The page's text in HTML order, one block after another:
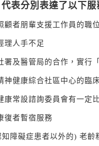
表分別表達了以下服
顧者朋輩支援工作員的職位
理人手不足
署及醫管局的合作，實行
神健康綜合社區中心的臨
康常設諮詢委員會有一定
復者暫宿服務
障礙症患者以外的) 老齡